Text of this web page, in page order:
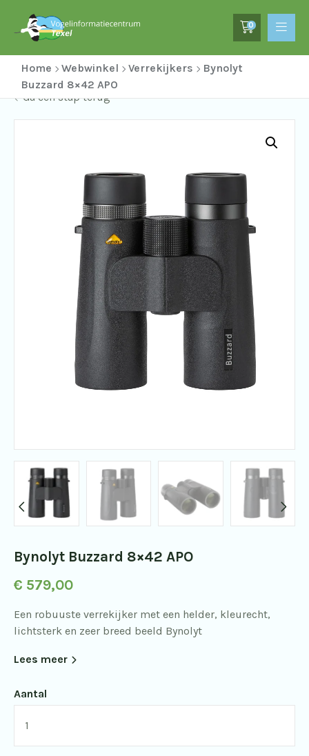
0
Home Webwinkel Verrekijkers
Bynolyt
Buzzard 8×42 APO
Ga een stap terug
Bynolyt Buzzard 8×42 APO
€ 579,00
Een robuuste verrekijker met een helder, kleurecht,
lichtsterk en zeer breed beeld Bynolyt
Lees meer
Aantal